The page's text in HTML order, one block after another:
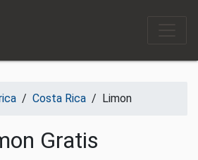
/ Costa Rica / Limon
Gratis